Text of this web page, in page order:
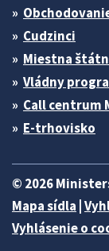
Cudzinci
Miestna
Vládny
Call centrum
E-trhovisko
© 2026
Mapa sídla
Vyhlásenie o